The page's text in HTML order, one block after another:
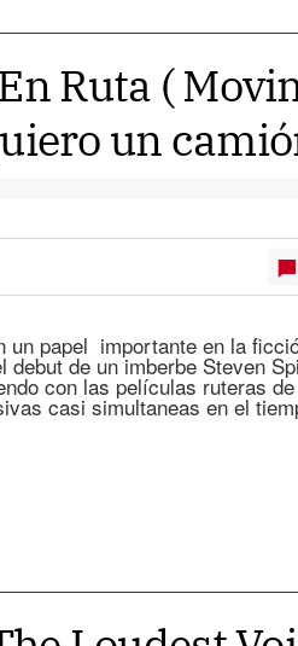
Ruta (
un
un papel importante en la
de un imberbe Steven
con las películas ruteras
casi simultaneas en el